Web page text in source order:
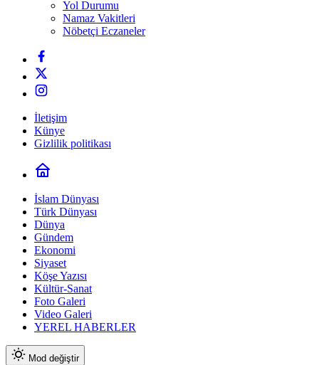
Yol Durumu
Namaz Vakitleri
Nöbetçi Eczaneler
İletişim
Künye
Gizlilik politikası
İslam Dünyası
Türk Dünyası
Dünya
Gündem
Ekonomi
Siyaset
Köşe Yazısı
Kültür-Sanat
Foto Galeri
Video Galeri
YEREL HABERLER
Mod değiştir